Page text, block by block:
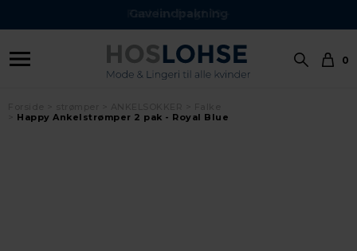
Gaveindpakning
0
Happy Ankelstrømper 2 pak - Royal Blue